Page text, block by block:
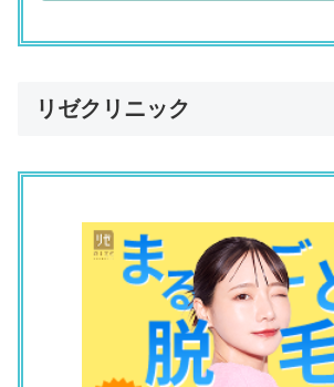
のペースだった」
リゼクリニック